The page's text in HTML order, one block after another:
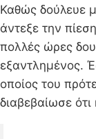
Καθώς δούλευε
άντεξε την
πολλές ώρες
εξαντλημένος.
οποίος του
διαβεβαίωσε